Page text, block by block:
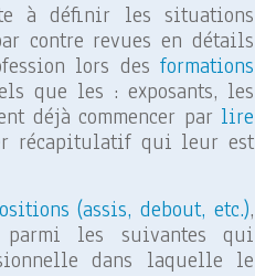
à définir les situations
contre revues en détails
lors des formations
que les : exposants, les
déjà commencer par lire
récapitulatif qui leur est
(assis, debout, etc.),
les suivantes qui
dans laquelle le